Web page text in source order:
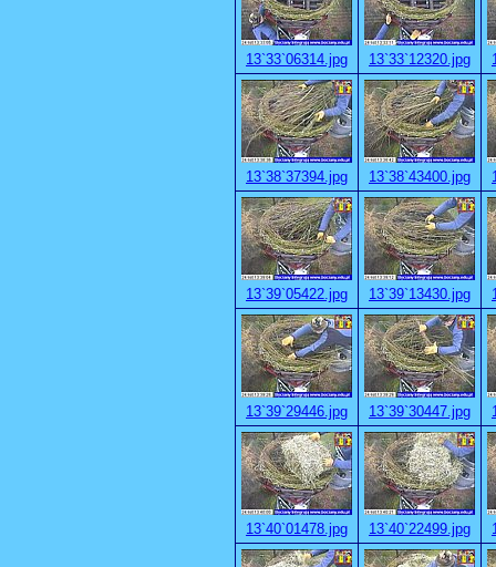
13`33`06314.jpg 13`33`12320.jpg
13`38`37394.jpg 13`38`43400.jpg
13`39`05422.jpg 13`39`13430.jpg
13`39`29446.jpg 13`39`30447.jpg
13`40`01478.jpg 13`40`22499.jpg